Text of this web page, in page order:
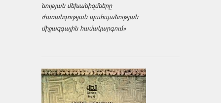
նության մեխանիզմները
ժառանգության պահպանության
միջազ­գային համակարգում»